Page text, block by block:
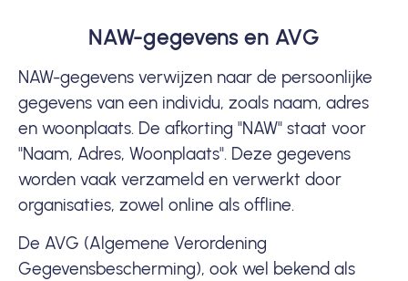
NAW-gegevens en AVG
NAW-gegevens verwijzen naar de persoonlijke
gegevens van een individu, zoals naam, adres
en woonplaats. De afkorting "NAW" staat voor
"Naam, Adres, Woonplaats". Deze gegevens
worden vaak verzameld en verwerkt door
organisaties, zowel online als offline.
De AVG (Algemene Verordening
Gegevensbescherming), ook wel bekend als